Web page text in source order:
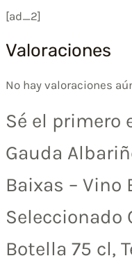
[ad_2]
Valoraciones
No hay valoraciones
Sé el primero
Gauda
Baixas – Vino
Seleccionado
Botella 75 cl,